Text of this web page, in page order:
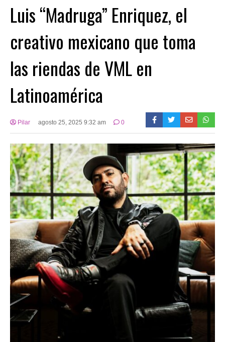
Luis “Madruga” Enriquez, el
creativo mexicano que toma
las riendas de VML en
Latinoamérica
Pilar agosto 25, 2025 9:32 am 0